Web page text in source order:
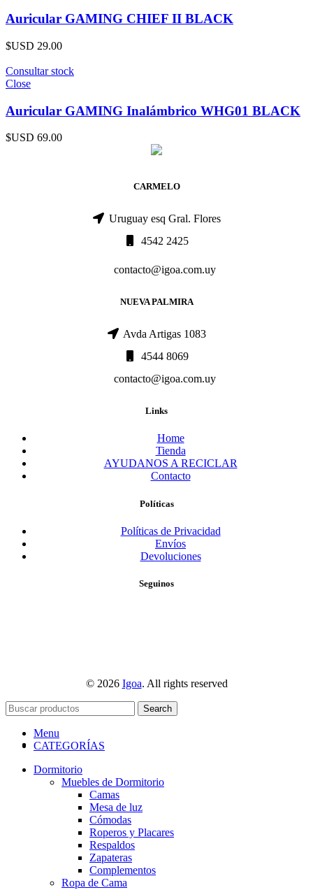
Auricular GAMING CHIEF II BLACK
$USD 29.00
Consultar stock
Close
Auricular GAMING Inalámbrico WHG01 BLACK
$USD 69.00
CARMELO
Uruguay esq Gral. Flores
4542 2425
contacto@igoa.com.uy
NUEVA PALMIRA
Avda Artigas 1083
4544 8069
contacto@igoa.com.uy
Links
Home
Tienda
AYUDANOS A RECICLAR
Contacto
Políticas
Políticas de Privacidad
Envíos
Devoluciones
Seguinos
© 2026 Igoa. All rights reserved
Search
Menu
CATEGORÍAS
Dormitorio
Muebles de Dormitorio
Camas
Mesa de luz
Cómodas
Roperos y Placares
Respaldos
Zapateras
Complementos
Ropa de Cama